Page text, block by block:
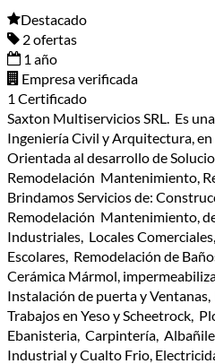
Destacado
2 ofertas
1 año
Empresa verificada
1 Certificado
Saxton Multiservicios SRL. Es
Ingeniería Civil y Arquitectura,
Orientada al desarrollo de
Remodelación Mantenimiento,
Brindamos Servicios de:
Remodelación Mantenimiento,
Industriales, Locales
Escolares, Remodelación de
Cerámica Mármol,
Instalación de puerta y
Trabajos en Yeso y Scheetrock,
Ebanisteria, Carpintería,
Industrial y Cualto Frio,